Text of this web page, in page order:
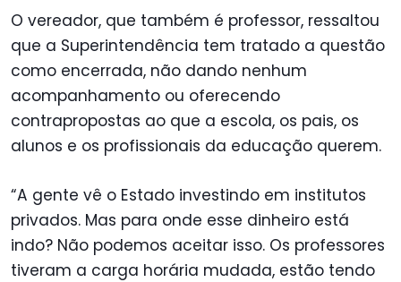
O vereador, que também é professor, ressaltou
que a Superintendência tem tratado a questão
como encerrada, não dando nenhum
acompanhamento ou oferecendo
contrapropostas ao que a escola, os pais, os
alunos e os profissionais da educação querem.
“A gente vê o Estado investindo em institutos
privados. Mas para onde esse dinheiro está
indo? Não podemos aceitar isso. Os professores
tiveram a carga horária mudada, estão tendo